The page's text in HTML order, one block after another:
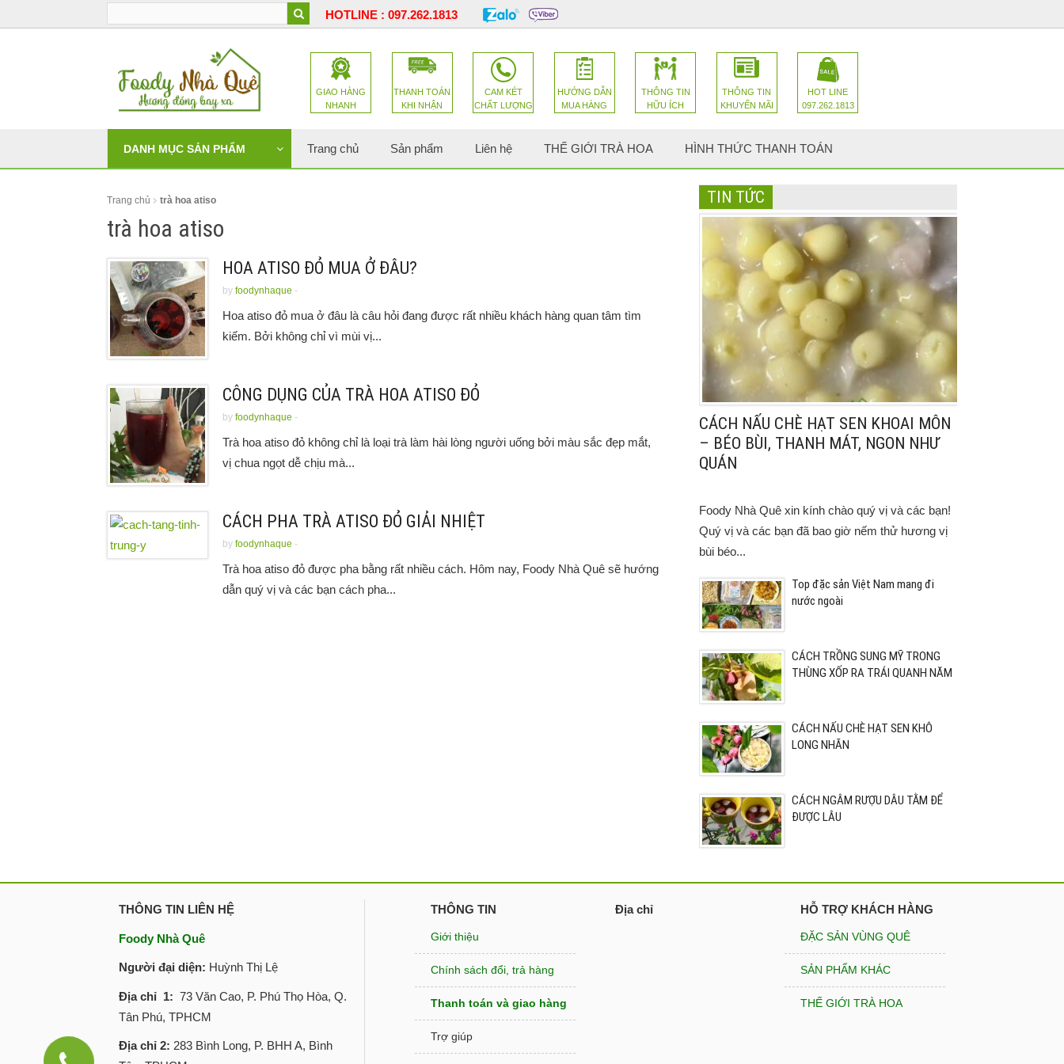
HOTLINE : 097.262.1813
GIAO HÀNG
NHANH
THANH TOÁN
KHI NHẬN
CAM KÉT
CHẤT LƯỢNG
HƯỚNG DẪN
MUA HÀNG
THÔNG TIN
HỮU ÍCH
THÔNG TIN
KHUYẾN MÃI
HOT LINE
097.262.1813
DANH MỤC SẢN PHẨM Trang chủ Sản phẩm Liên hệ THẾ GIỚI TRÀ HOA HÌNH THỨC THANH TOÁN
Trang chủ trà hoa atiso
trà hoa atiso
HOA ATISO ĐỎ MUA Ở ĐÂU?
by foodynhaque -
Hoa atiso đỏ mua ở đâu là câu hỏi đang được rất nhiều khách hàng quan tâm tìm
kiếm. Bởi không chỉ vì mùi vị...
CÔNG DỤNG CỦA TRÀ HOA ATISO ĐỎ
by foodynhaque -
Trà hoa atiso đỏ không chỉ là loại trà làm hài lòng người uống bởi màu sắc đẹp mắt,
vị chua ngọt dễ chịu mà...
CÁCH PHA TRÀ ATISO ĐỎ GIẢI NHIỆT
by foodynhaque -
Trà hoa atiso đỏ được pha bằng rất nhiều cách. Hôm nay, Foody Nhà Quê sẽ hướng
dẫn quý vị và các bạn cách pha...
TIN TỨC
CÁCH NẤU CHÈ HẠT SEN KHOAI MÔN
– BÉO BÙI, THANH MÁT, NGON NHƯ
QUÁN
Foody Nhà Quê xin kính chào quý vị và các bạn!
Quý vị và các bạn đã bao giờ nếm thử hương vị
bùi béo...
Top đặc sản Việt Nam mang đi
nước ngoài
CÁCH TRỒNG SUNG MỸ TRONG
THÙNG XỐP RA TRÁI QUANH NĂM
CÁCH NẤU CHÈ HẠT SEN KHÔ
LONG NHÃN
CÁCH NGÂM RƯỢU DÂU TẰM ĐỂ
ĐƯỢC LÂU
THÔNG TIN LIÊN HỆ
Foody Nhà Quê
Người đại diện: Huỳnh Thị Lệ
Địa chỉ 1: 73 Văn Cao, P. Phú Thọ Hòa, Q.
Tân Phú, TPHCM
Địa chỉ 2: 283 Bình Long, P. BHH A, Bình
THÔNG TIN
Giới thiệu
Chính sách đổi, trả hàng
Thanh toán và giao hàng
Trợ giúp
Địa chỉ HỖ TRỢ KHÁCH HÀNG
ĐẶC SẢN VÙNG QUÊ
SẢN PHẨM KHÁC
THẾ GIỚI TRÀ HOA